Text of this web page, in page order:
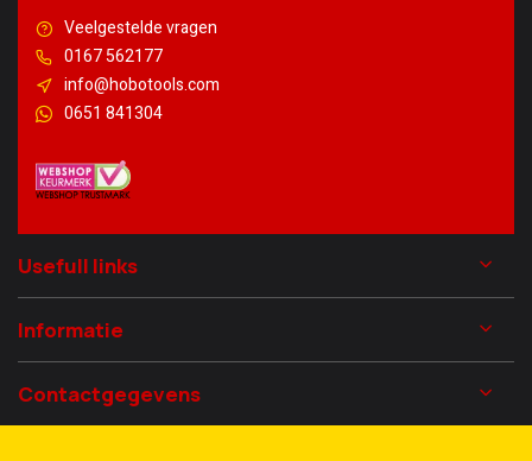
Veelgestelde vragen
0167 562177
info@hobotools.com
0651 841304
Usefull links
Informatie
Contactgegevens